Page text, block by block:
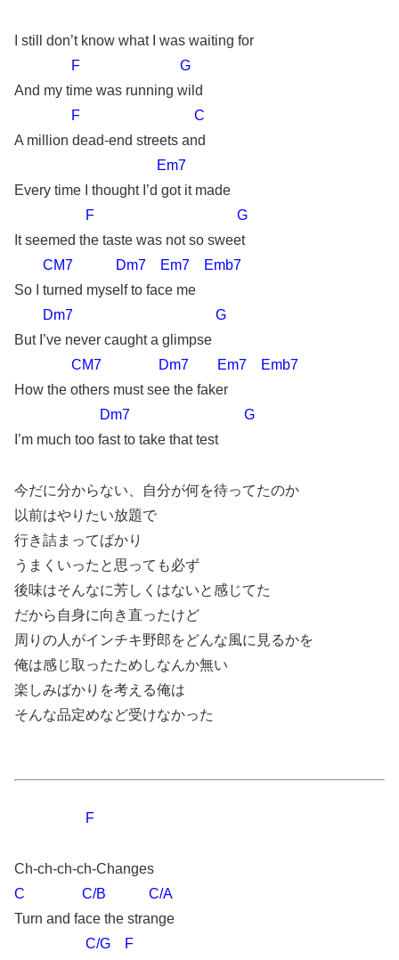
I still don’t know what I was waiting for
F G
And my time was running wild
F C
A million dead-end streets and
Em7
Every time I thought I’d got it made
F G
It seemed the taste was not so sweet
CM7 Dm7 Em7 Emb7
So I turned myself to face me
Dm7 G
But I’ve never caught a glimpse
CM7 Dm7 Em7 Emb7
How the others must see the faker
Dm7 G
I’m much too fast to take that test
今だに分からない、自分が何を待ってたのか
以前はやりたい放題で
行き詰まってばかり
うまくいったと思っても必ず
後味はそんなに芳しくはないと感じてた
だから自身に向き直ったけど
周りの人がインチキ野郎をどんな風に見るかを
俺は感じ取ったためしなんか無い
楽しみばかりを考える俺は
そんな品定めなど受けなかった
F
Ch-ch-ch-ch-Changes
C C/B C/A
Turn and face the strange
C/G F